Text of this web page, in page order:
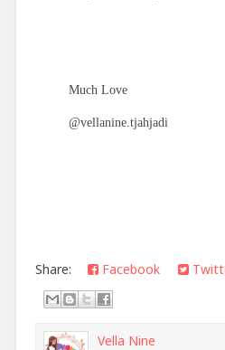
Much Love
@vellanine.tjahjadi
Share: Facebook
Vella Nine